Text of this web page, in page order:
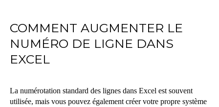
COMMENT AUGMENTER LE
NUMÉRO DE LIGNE DANS
EXCEL
La numérotation standard des lignes dans Excel est souvent
utilisée, mais vous pouvez également créer votre propre système